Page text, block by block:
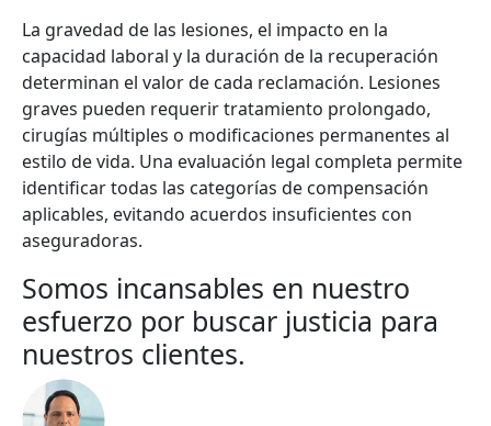
La gravedad de las lesiones, el impacto en la
capacidad laboral y la duración de la recuperación
determinan el valor de cada reclamación. Lesiones
graves pueden requerir tratamiento prolongado,
cirugías múltiples o modificaciones permanentes al
estilo de vida. Una evaluación legal completa permite
identificar todas las categorías de compensación
aplicables, evitando acuerdos insuficientes con
aseguradoras.
Somos incansables en nuestro
esfuerzo por buscar justicia para
nuestros clientes.